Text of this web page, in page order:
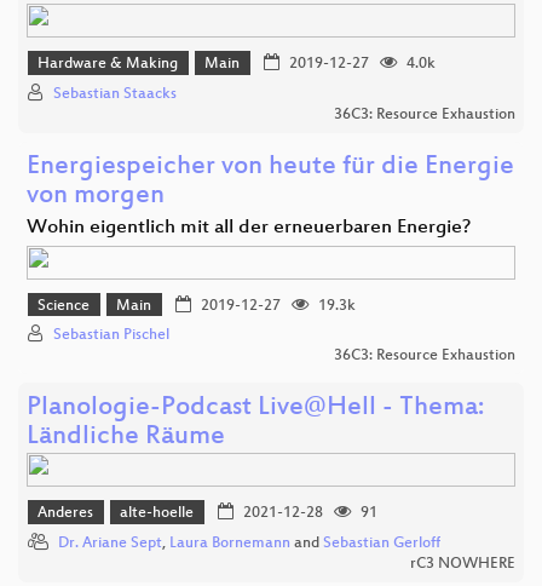
Hardware & Making Main 2019-12-27
4.0k
Sebastian Staacks
36C3: Resource Exhaustion
Energiespeicher von heute für die Energie
von morgen
Wohin eigentlich mit all der erneuerbaren Energie?
Science Main 2019-12-27
19.3k
Sebastian Pischel
36C3: Resource Exhaustion
Planologie-Podcast Live@Hell - Thema:
Ländliche Räume
Anderes alte-hoelle 2021-12-28
91
Dr. Ariane Sept, Laura Bornemann and Sebastian Gerloff
rC3 NOWHERE